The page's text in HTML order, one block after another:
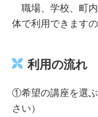
職場、学校、町
体で利用できます
利用の流れ
①希望の講座を選
さい）